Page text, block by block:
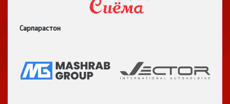
Сарпарастон